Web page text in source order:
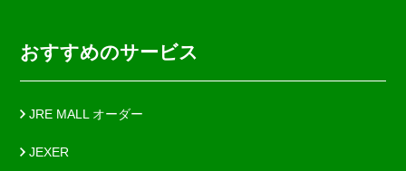
おすすめのサービス
JRE MALL オーダー
JEXER